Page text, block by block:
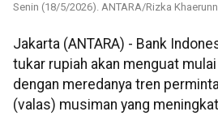
Senin (18/5/2026). ANTARA/Rizka
Jakarta (ANTARA) - Bank
tukar rupiah akan menguat
dengan meredanya tren
(valas) musiman yang